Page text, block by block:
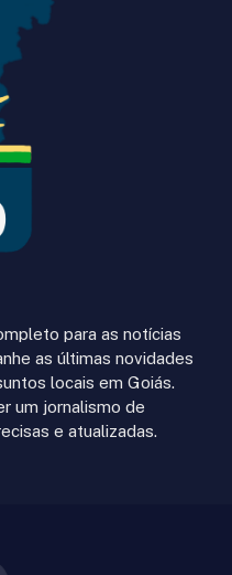
para as notícias
as últimas novidades
locais em Goiás.
um jornalismo de
e atualizadas.